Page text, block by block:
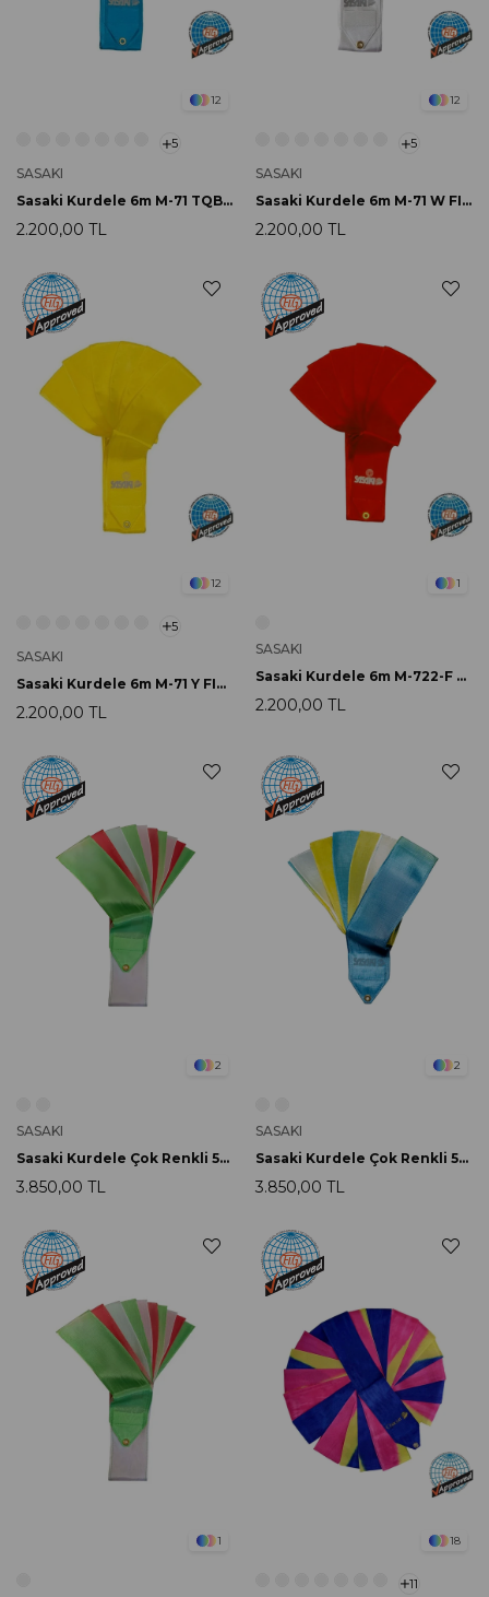
12
5
SASAKI
Sasaki Kurdele 6m M-71 TQBU FIG Onaylı
2.200,00 TL
12
5
SASAKI
Sasaki Kurdele 6m M-71 W FIG Onaylı
2.200,00 TL
12
5
SASAKI
Sasaki Kurdele 6m M-71 Y FIG Onaylı
2.200,00 TL
1
SASAKI
Sasaki Kurdele 6m M-722-F FRR
2.200,00 TL
2
SASAKI
Sasaki Kurdele Çok Renkli 5m MJ-715HG LYMGxWxFRP FIG Onaylı
3.850,00 TL
2
SASAKI
Sasaki Kurdele Çok Renkli 5m MJ-715HG SXBUxYxW
3.850,00 TL
1 18
11